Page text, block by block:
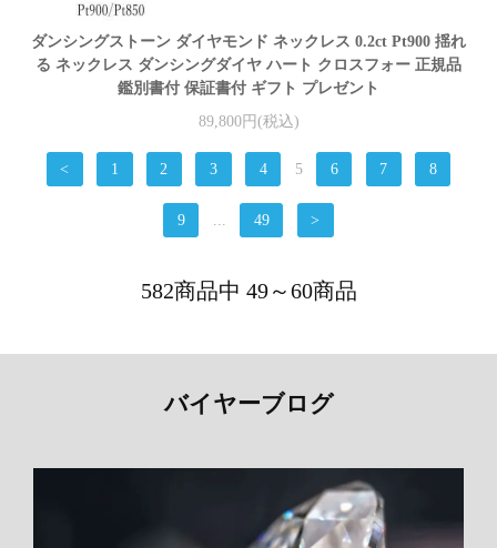
ダンシングストーン ダイヤモンド ネックレス 0.2ct Pt900 揺れ
る ネックレス ダンシングダイヤ ハート クロスフォー 正規品
鑑別書付 保証書付 ギフト プレゼント
89,800円(税込)
< 1 2 3 4 5 6 7 8
9 ... 49 >
582商品中 49～60商品
バイヤーブログ